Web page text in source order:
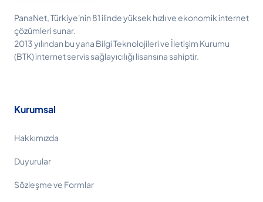
PanaNet, Türkiye'nin 81 ilinde yüksek hızlı ve ekonomik internet
çözümleri sunar.
2013 yılından bu yana Bilgi Teknolojileri ve İletişim Kurumu
(BTK) internet servis sağlayıcılığı lisansına sahiptir.
Kurumsal
Hakkımızda
Duyurular
Sözleşme ve Formlar